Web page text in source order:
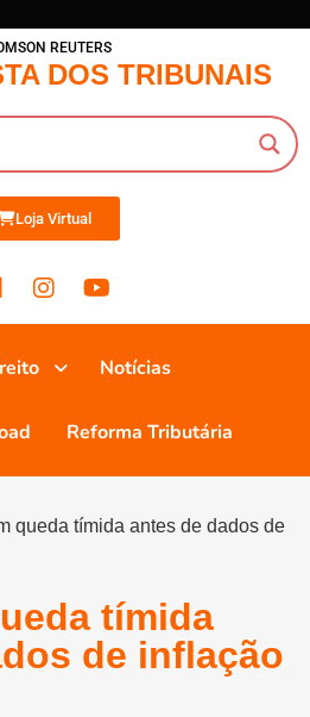
REUTERS
DOS TRIBUNAIS
Loja Virtual
Notícias
Reforma Tributária
queda tímida antes de dados de
tímida
de inflação